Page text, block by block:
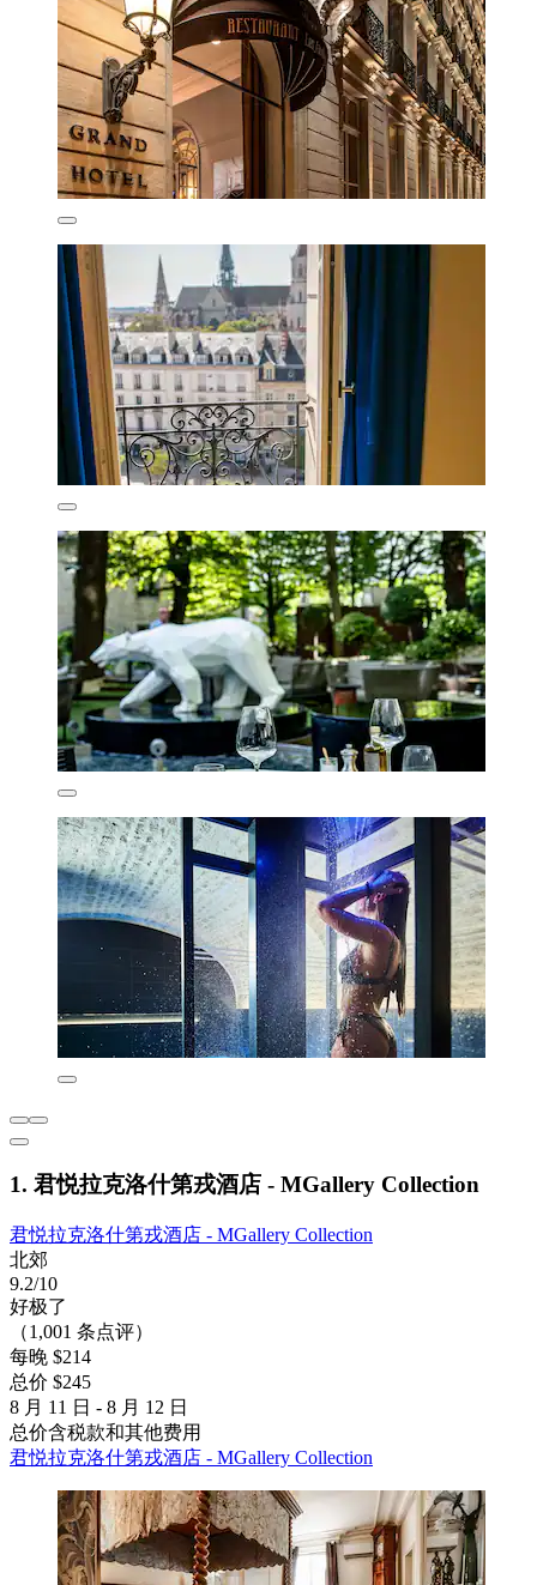
1. 君悦拉克洛什第戎酒店 - MGallery Collection
君悦拉克洛什第戎酒店 - MGallery Collection
北郊
9.2/10
好极了
（1,001 条点评）
每晚 $214
总价 $245
8 月 11 日 - 8 月 12 日
总价含税款和其他费用
君悦拉克洛什第戎酒店 - MGallery Collection